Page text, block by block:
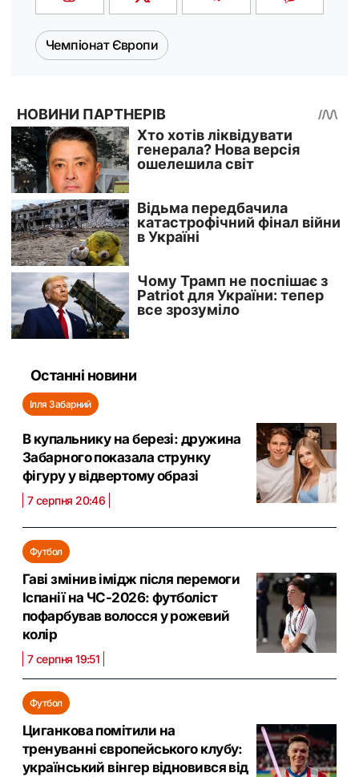
Чемпіонат Європи
Останні новини
Ілля Забарний
В купальнику на березі: дружина
Забарного показала струнку
фігуру у відвертому образі
7 серпня 20:46
Футбол
Гаві змінив імідж після перемоги
Іспанії на ЧС-2026: футболіст
пофарбував волосся у рожевий
колір
7 серпня 19:51
Футбол
Циганкова помітили на
тренуванні європейського клубу:
український вінгер відновився від